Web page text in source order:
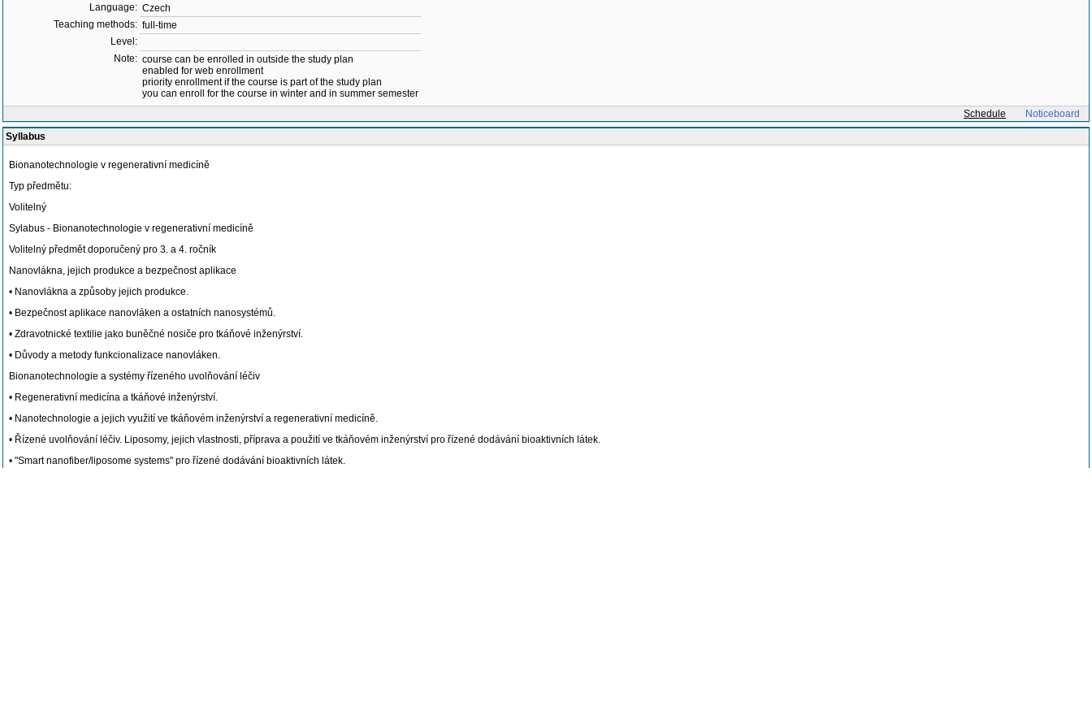
Language: Czech
Teaching methods: full-time
Level:
Note: course can be enrolled in outside the study plan
enabled for web enrollment
priority enrollment if the course is part of the study plan
you can enroll for the course in winter and in summer semester
Schedule
Noticeboard
Syllabus
Bionanotechnologie v regenerativní medicíně
Typ předmětu:
Volitelný
Sylabus - Bionanotechnologie v regenerativní medicíně
Volitelný předmět doporučený pro 3. a 4. ročník
Nanovlákna, jejich produkce a bezpečnost aplikace
• Nanovlákna a způsoby jejich produkce.
• Bezpečnost aplikace nanovláken a ostatních nanosystémů.
• Zdravotnické textilie jako buněčné nosiče pro tkáňové inženýrství.
• Důvody a metody funkcionalizace nanovláken.
Bionanotechnologie a systémy řízeného uvolňování léčiv
• Regenerativní medicína a tkáňové inženýrství.
• Nanotechnologie a jejich využití ve tkáňovém inženýrství a regenerativní medicíně.
• Řízené uvolňování léčiv. Liposomy, jejich vlastnosti, příprava a použití ve tkáňovém inženýrství pro řízené dodávání bioaktivních látek.
• "Smart nanofiber/liposome systems" pro řízené dodávání bioaktivních látek.